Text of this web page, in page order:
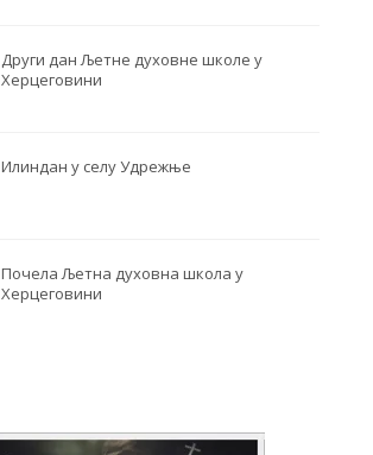
Други дан Љетне духовне школе у
Херцеговини
Илиндан у селу Удрежње
Почела Љетна духовна школа у
Херцеговини